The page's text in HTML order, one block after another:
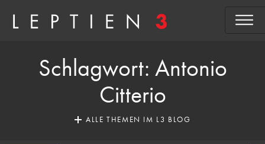
Schlagwort: Antonio
Citterio
ALLE THEMEN IM L3 BLOG